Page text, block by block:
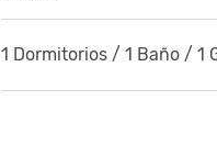
1 Dormitorios / 1 Baño / 1